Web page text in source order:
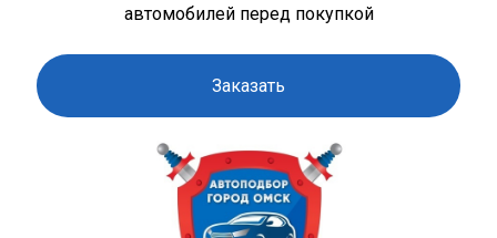
автомобилей перед покупкой
Заказать